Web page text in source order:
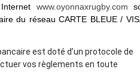
www.oyonnaxrugby.com
du réseau CARTE BLEUE /
est doté d’un protocole de
vos règlements en toute